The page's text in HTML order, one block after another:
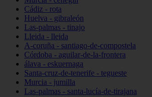
Cádiz - rota
Huelva - gibraleón
Las-palmas - tinajo
Lleida - lleida
A-coruña - santiago-de-compostela
Córdoba - aguilar-de-la-frontera
álava - eskuernaga
Santa-cruz-de-tenerife - tegueste
Murcia - jumilla
Las-palmas - santa-lucía-de-tirajana